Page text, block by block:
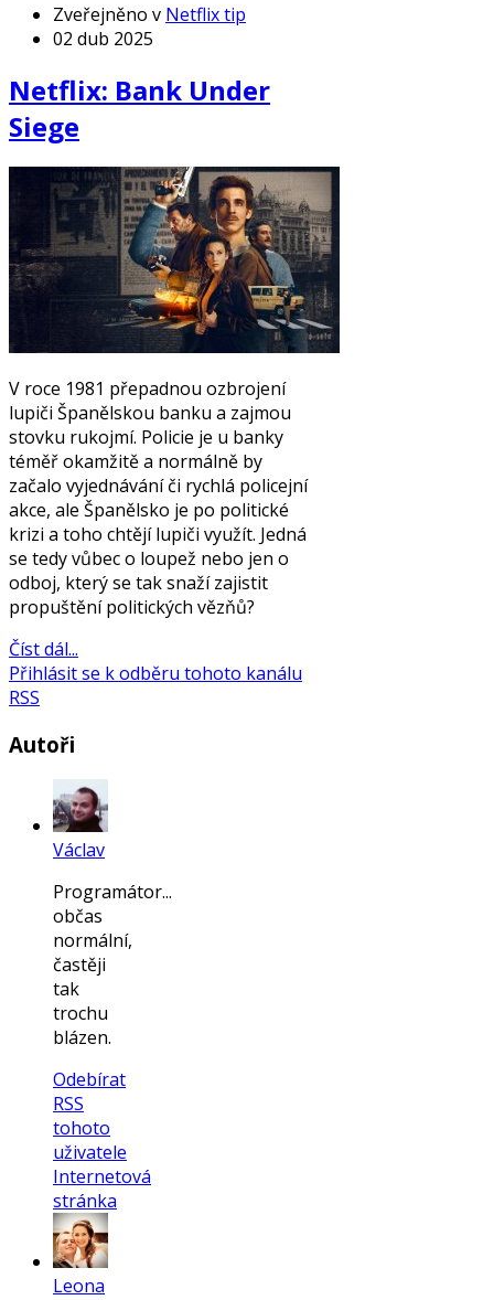
Zveřejněno v Netflix tip
02 dub 2025
Netflix: Bank Under
Siege
V roce 1981 přepadnou ozbrojení
lupiči Španělskou banku a zajmou
stovku rukojmí. Policie je u banky
téměř okamžitě a normálně by
začalo vyjednávání či rychlá policejní
akce, ale Španělsko je po politické
krizi a toho chtějí lupiči využít. Jedná
se tedy vůbec o loupež nebo jen o
odboj, který se tak snaží zajistit
propuštění politických vězňů?
Číst dál...
Přihlásit se k odběru tohoto kanálu
RSS
Autoři
Václav
Programátor...
občas
normální,
častěji
tak
trochu
blázen.
Odebírat
RSS
tohoto
uživatele
Internetová
stránka
Leona